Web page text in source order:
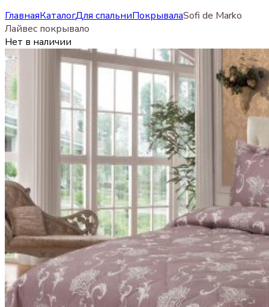
ГлавнаяКаталогДля спальниПокрывалаSofi de Marko
Лайвес покрывало
Нет в наличии